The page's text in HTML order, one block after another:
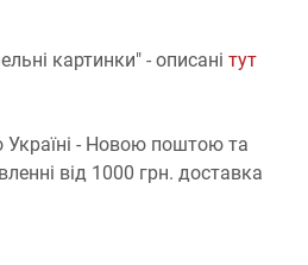
картинки" - описані тут
- Новою поштою та
від 1000 грн. доставка